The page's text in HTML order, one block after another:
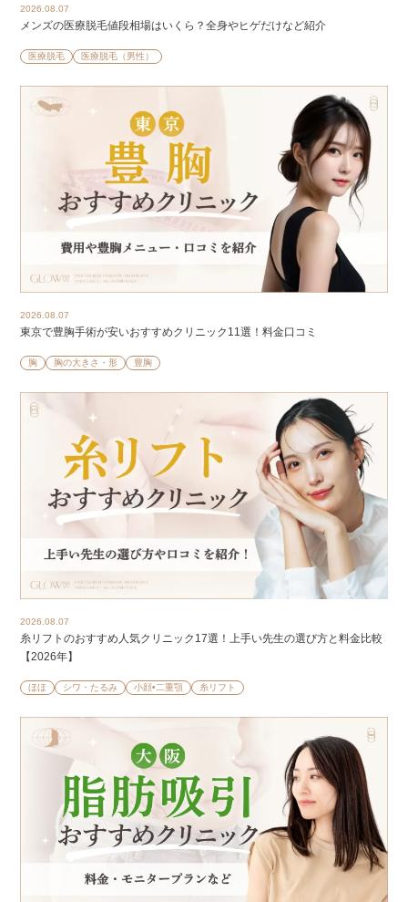
2026.08.07
メンズの医療脱毛値段相場はいくら？全身やヒゲだけなど紹介
医療脱毛 医療脱毛（男性）
2026.08.07
東京で豊胸手術が安いおすすめクリニック11選！料金口コミ
胸 胸の大きさ・形 豊胸
2026.08.07
糸リフトのおすすめ人気クリニック17選！上手い先生の選び方と料金比較
【2026年】
ほほ シワ・たるみ 小顔•二重顎 糸リフト